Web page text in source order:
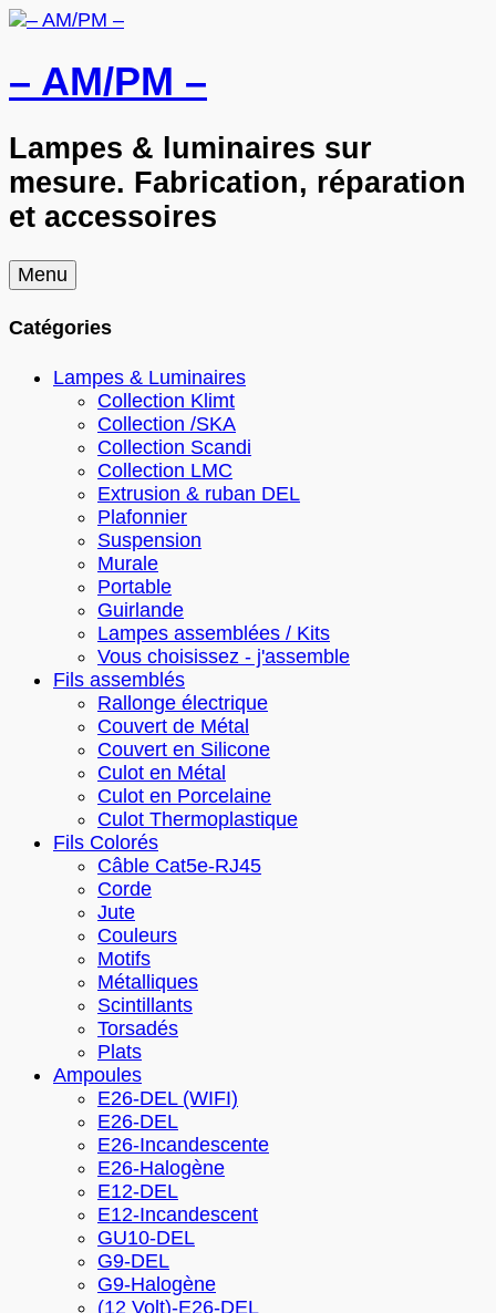
– AM/PM –
Lampes & luminaires sur
mesure. Fabrication, réparation
et accessoires
Menu Skip
to
Catégories
Lampes & Luminaires
Collection Klimt
Collection /SKA
Collection Scandi
Collection LMC
Extrusion & ruban DEL
Plafonnier
Suspension
Murale
Portable
Guirlande
Lampes assemblées / Kits
Vous choisissez - j'assemble
Fils assemblés
Rallonge électrique
Couvert de Métal
Couvert en Silicone
Culot en Métal
Culot en Porcelaine
Culot Thermoplastique
Fils Colorés
Câble Cat5e-RJ45
Corde
Jute
Couleurs
Motifs
Métalliques
Scintillants
Torsadés
Plats
Ampoules
E26-DEL (WIFI)
E26-DEL
E26-Incandescente
E26-Halogène
E12-DEL
E12-Incandescent
GU10-DEL
G9-DEL
G9-Halogène
(12 Volt)-E26-DEL